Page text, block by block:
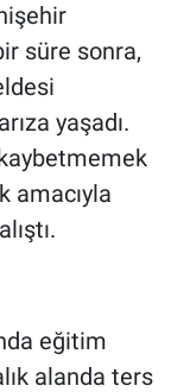
süre sonra,
yaşadı.
amacıyla
eğitim
alanda ters